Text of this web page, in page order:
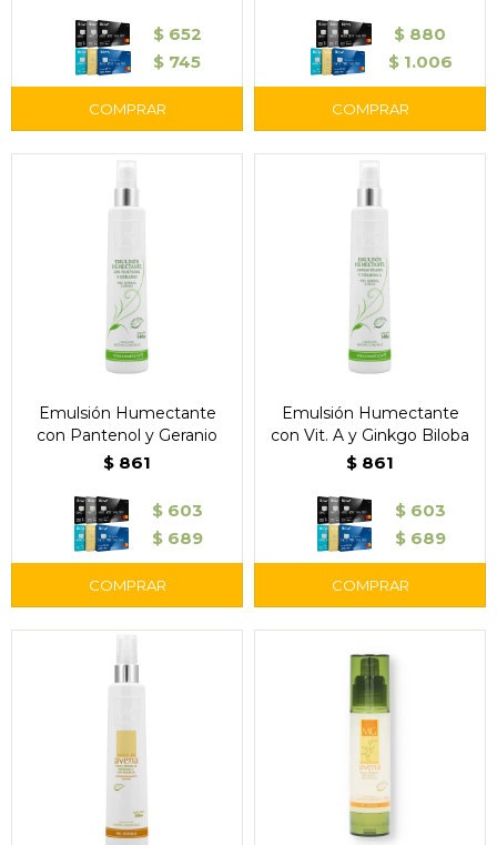
$ 652
$ 745
$ 880
$ 1.006
Emulsión Humectante
con Pantenol y Geranio
$ 861
$ 603
$ 689
Emulsión Humectante
con Vit. A y Ginkgo Biloba
$ 861
$ 603
$ 689